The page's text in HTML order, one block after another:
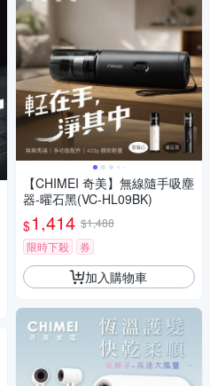
【CHIMEI 奇美】無線隨手吸塵
器-曜石黑(VC-HL09BK)
$1,414 $1,488
限時下殺
券
加入購物車